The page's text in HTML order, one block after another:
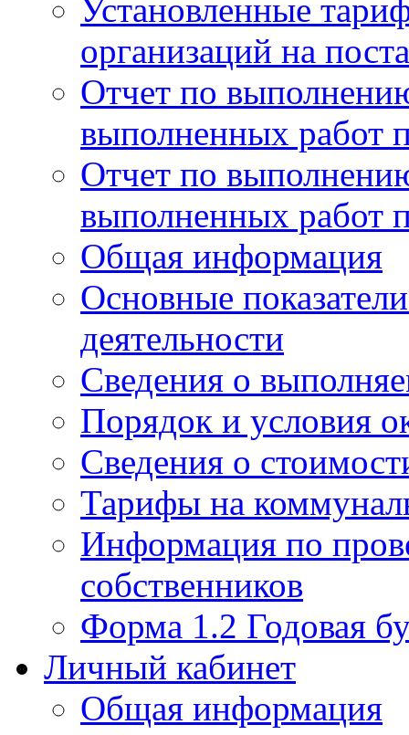
Установленные
организаций на
Отчет по
выполненных работ
Отчет по
выполненных работ
Общая информация
Основные
деятельности
Сведения о
Порядок и условия
Сведения о
Тарифы на
Информация по
собственников
Форма 1.2 Годовая
Личный кабинет
Общая информация